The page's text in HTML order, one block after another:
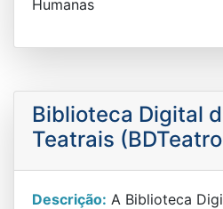
Humanas
Biblioteca Digital
Teatrais
Descrição: A Biblioteca